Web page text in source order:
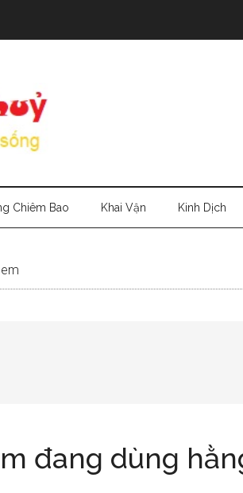
Chiêm Bao Khai Vận Kinh Dịch
đang dùng